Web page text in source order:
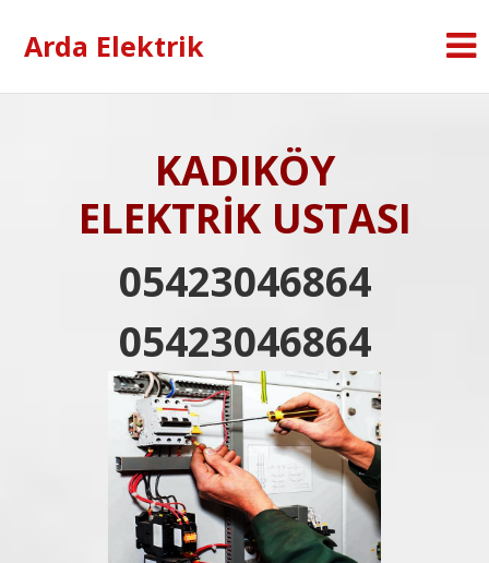
Arda Elektrik
KADIKÖY
ELEKTRİK USTASI
05423046864
05423046864